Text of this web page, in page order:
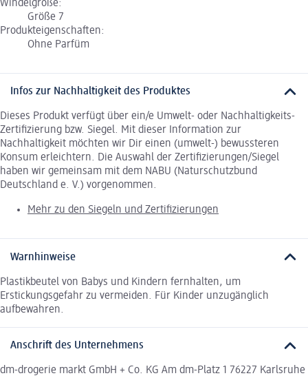
Windelgröße:
Größe 7
Produkteigenschaften:
Ohne Parfüm
Infos zur Nachhaltigkeit des Produktes
Dieses Produkt verfügt über ein/e Umwelt- oder Nachhaltigkeits-
Zertifizierung bzw. Siegel. Mit dieser Information zur
Nachhaltigkeit möchten wir Dir einen (umwelt-) bewussteren
Konsum erleichtern. Die Auswahl der Zertifizierungen/Siegel
haben wir gemeinsam mit dem NABU (Naturschutzbund
Deutschland e. V.) vorgenommen.
Mehr zu den Siegeln und Zertifizierungen
Warnhinweise
Plastikbeutel von Babys und Kindern fernhalten, um
Erstickungsgefahr zu vermeiden. Für Kinder unzugänglich
aufbewahren.
Anschrift des Unternehmens
dm-drogerie markt GmbH + Co. KG Am dm-Platz 1 76227 Karlsruhe